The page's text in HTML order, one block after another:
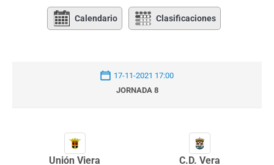
Calendario Clasificaciones
17-11-2021 17:00
JORNADA 8
Unión Viera C.D. Vera